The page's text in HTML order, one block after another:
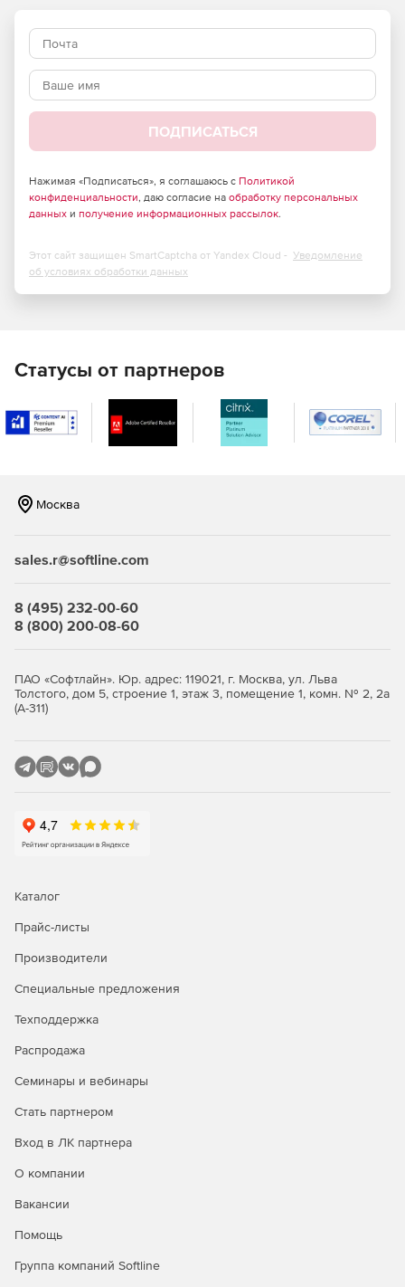
Информация о размере хранилища отчетов.
Легкая установка и настройка стандартной работы.
План развития на основе понимания электронной
почты и потребностей.
Оптимизации системы, конфигурации и дизайна.
набором полезных опций конфигурации для
потребностей.
Отчеты могут быть экспортированы в различные
библиотеке документов SharePoint.
доступа с помощью меню «Избранное».
подразделение, отдел...).
Сбор данных, формирование отчетов, экспорт и
ПОДПИСАТЬСЯ
Нажимая «Подписаться», я соглашаюсь с Политикой
конфиденциальности, даю согласие на обработку персональных
данных и получение информационных рассылок.
Этот сайт защищен SmartCaptcha от Yandex Cloud - Уведомление
об условиях обработки данных
Статусы от партнеров
Москва
sales.r@softline.com
8 (495) 232-00-60
8 (800) 200-08-60
ПАО «Софтлайн». Юр. адрес: 119021, г. Москва, ул. Льва
Толстого, дом 5, строение 1, этаж 3, помещение 1, комн. № 2, 2а
(А-311)
Каталог
Прайс-листы
Производители
Специальные предложения
Техподдержка
Распродажа
Семинары и вебинары
Стать партнером
Вход в ЛК партнера
О компании
Вакансии
Помощь
Группа компаний Softline